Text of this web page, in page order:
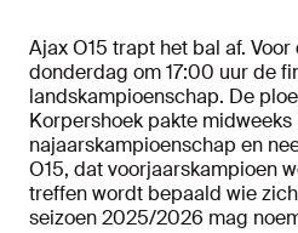
Ajax O15 trapt het bal af.
donderdag om 17:00 uur de
landskampioenschap. De
Korpershoek pakte midweeks
najaarskampioenschap en
O15, dat voorjaarskampioen
treffen wordt bepaald wie
seizoen 2025/2026 mag